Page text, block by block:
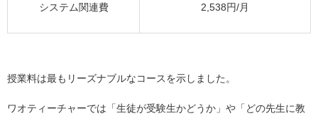
システム関連費 2,538円/月
授業料は最もリーズナブルなコースを示しました。
ワオティーチャーでは「生徒が受験生かどうか」や「どの先生に教